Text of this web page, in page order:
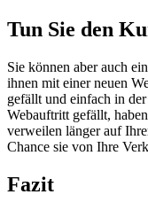
Tun Sie den
Sie können aber auch
ihnen mit einer neuen
gefällt und einfach in
Webauftritt gefällt,
verweilen länger auf
Chance sie von Ihre
Fazit